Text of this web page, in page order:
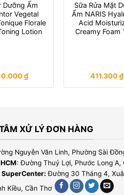
Dưỡng Ẩm
Vegetal
Florale
Lotion
₫
Sữa Rửa Mặt
Ẩm NARIS
Acid
Creamy Foam
411.300₫
XỬ LÝ ĐƠN HÀNG
Nguyễn Văn Linh, Phường Sài
HCM: Đường Thuỷ Lợi, Phước Long A,
SuperCenter: Đường 30 Tháng 4,
Kiều, Cần Thơ